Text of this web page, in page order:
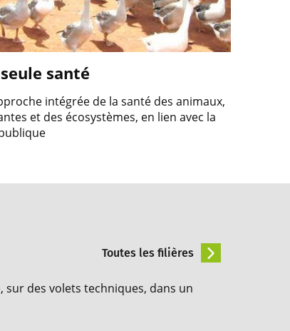
santé
intégrée de la santé des animaux,
et des écosystèmes, en lien avec la
Toutes les filières
sur des volets techniques, dans un